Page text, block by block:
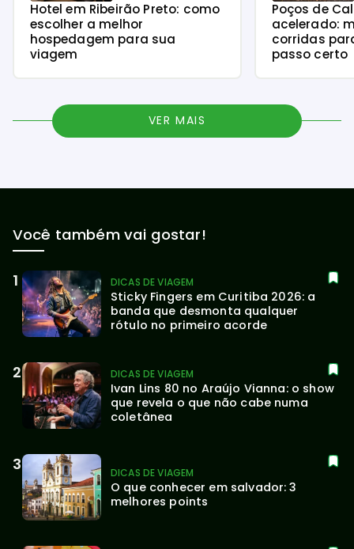
Hotel em Ribeirão Preto: como
escolher a melhor
hospedagem para sua
viagem
Poços de
acelerado:
corridas
passo certo
VER MAIS
Você também vai gostar!
DICAS DE VIAGEM
Sticky Fingers em Curitiba 2026: a
banda que desmonta qualquer
rótulo no primeiro acorde
DICAS DE VIAGEM
Ivan Lins 80 no Araújo Vianna: o show
que revela o que não cabe numa
coletânea
DICAS DE VIAGEM
O que conhecer em salvador: 3
melhores points